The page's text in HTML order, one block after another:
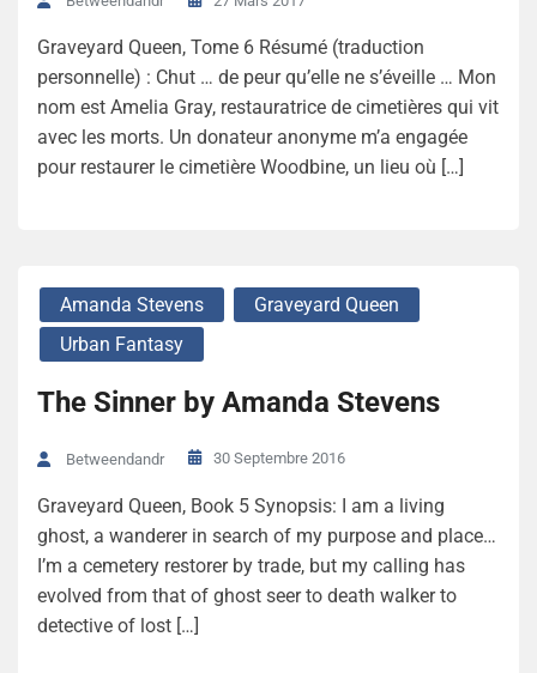
Graveyard Queen, Tome 6 Résumé (traduction
personnelle) : Chut … de peur qu’elle ne s’éveille … Mon
nom est Amelia Gray, restauratrice de cimetières qui vit
avec les morts. Un donateur anonyme m’a engagée
pour restaurer le cimetière Woodbine, un lieu où […]
Amanda Stevens
Graveyard Queen
Urban Fantasy
The Sinner by Amanda Stevens
Betweendandr 30 Septembre 2016
Graveyard Queen, Book 5 Synopsis: I am a living
ghost, a wanderer in search of my purpose and place…
I’m a cemetery restorer by trade, but my calling has
evolved from that of ghost seer to death walker to
detective of lost […]